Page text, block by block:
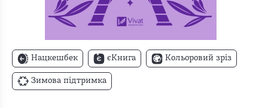
Нацкешбек єКнига Кольоровий зріз
Зимова підтримка